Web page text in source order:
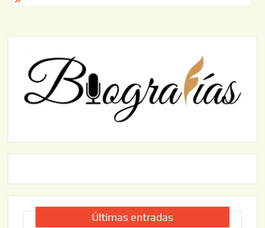
Últimas entradas